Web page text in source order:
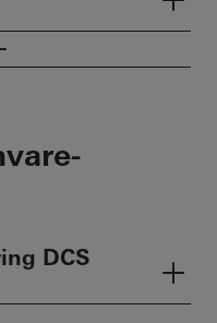
DCS